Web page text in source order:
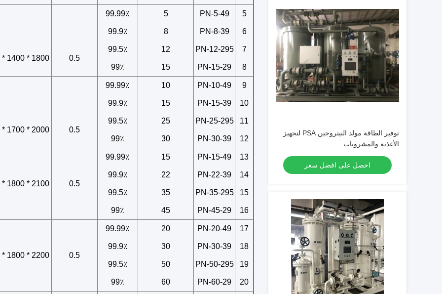
توفير الطاقة مولد النيتروجين PSA لتجهيز
الأغذية والمشروبات
احصل على افضل سعر
5
6
7
8
PN-5-49
PN-8-39
PN-12-295
PN-15-29
5
8
12
15
99.99٪
99.9٪
99.5٪
99٪
0.5
1800 * 1400 * 1800
9
10
11
12
PN-10-49
PN-15-39
PN-25-295
PN-30-39
10
15
25
30
99.99٪
99.9٪
99.5٪
99٪
0.5
2000 * 1700 * 2250
13
14
15
16
PN-15-49
PN-22-39
PN-35-295
PN-45-29
15
22
35
45
99.99٪
99.9٪
99.5٪
99٪
0.5
2100 * 1800 * 2200
17
18
19
20
PN-20-49
PN-30-39
PN-50-295
PN-60-29
20
30
50
60
99.99٪
99.9٪
99.5٪
99٪
0.5
2200 * 1800 * 2200